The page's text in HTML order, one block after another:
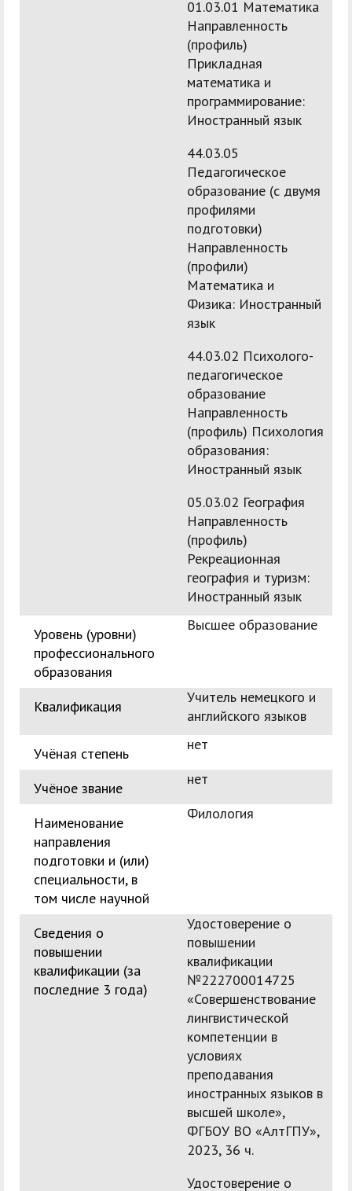
01.03.01 Математика
Направленность
(профиль)
Прикладная
математика и
программирование:
Иностранный язык
44.03.05
Педагогическое
образование (с двумя
профилями
подготовки)
Направленность
(профили)
Математика и
Физика: Иностранный
язык
44.03.02 Психолого-
педагогическое
образование
Направленность
(профиль) Психология
образования:
Иностранный язык
05.03.02 География
Направленность
(профиль)
Рекреационная
география и туризм:
Иностранный язык
Уровень (уровни)
профессионального
образования
Высшее образование
Квалификация
Учитель немецкого и
английского языков
Учёная степень
нет
Учёное звание
нет
Наименование
направления
подготовки и (или)
специальности, в
том числе научной
Филология
Сведения о
повышении
квалификации (за
последние 3 года)
Удостоверение о
повышении
квалификации
№222700014725
«Совершенствование
лингвистической
компетенции в
условиях
преподавания
иностранных языков в
высшей школе»,
ФГБОУ ВО «АлтГПУ»,
2023, 36 ч.
Удостоверение о